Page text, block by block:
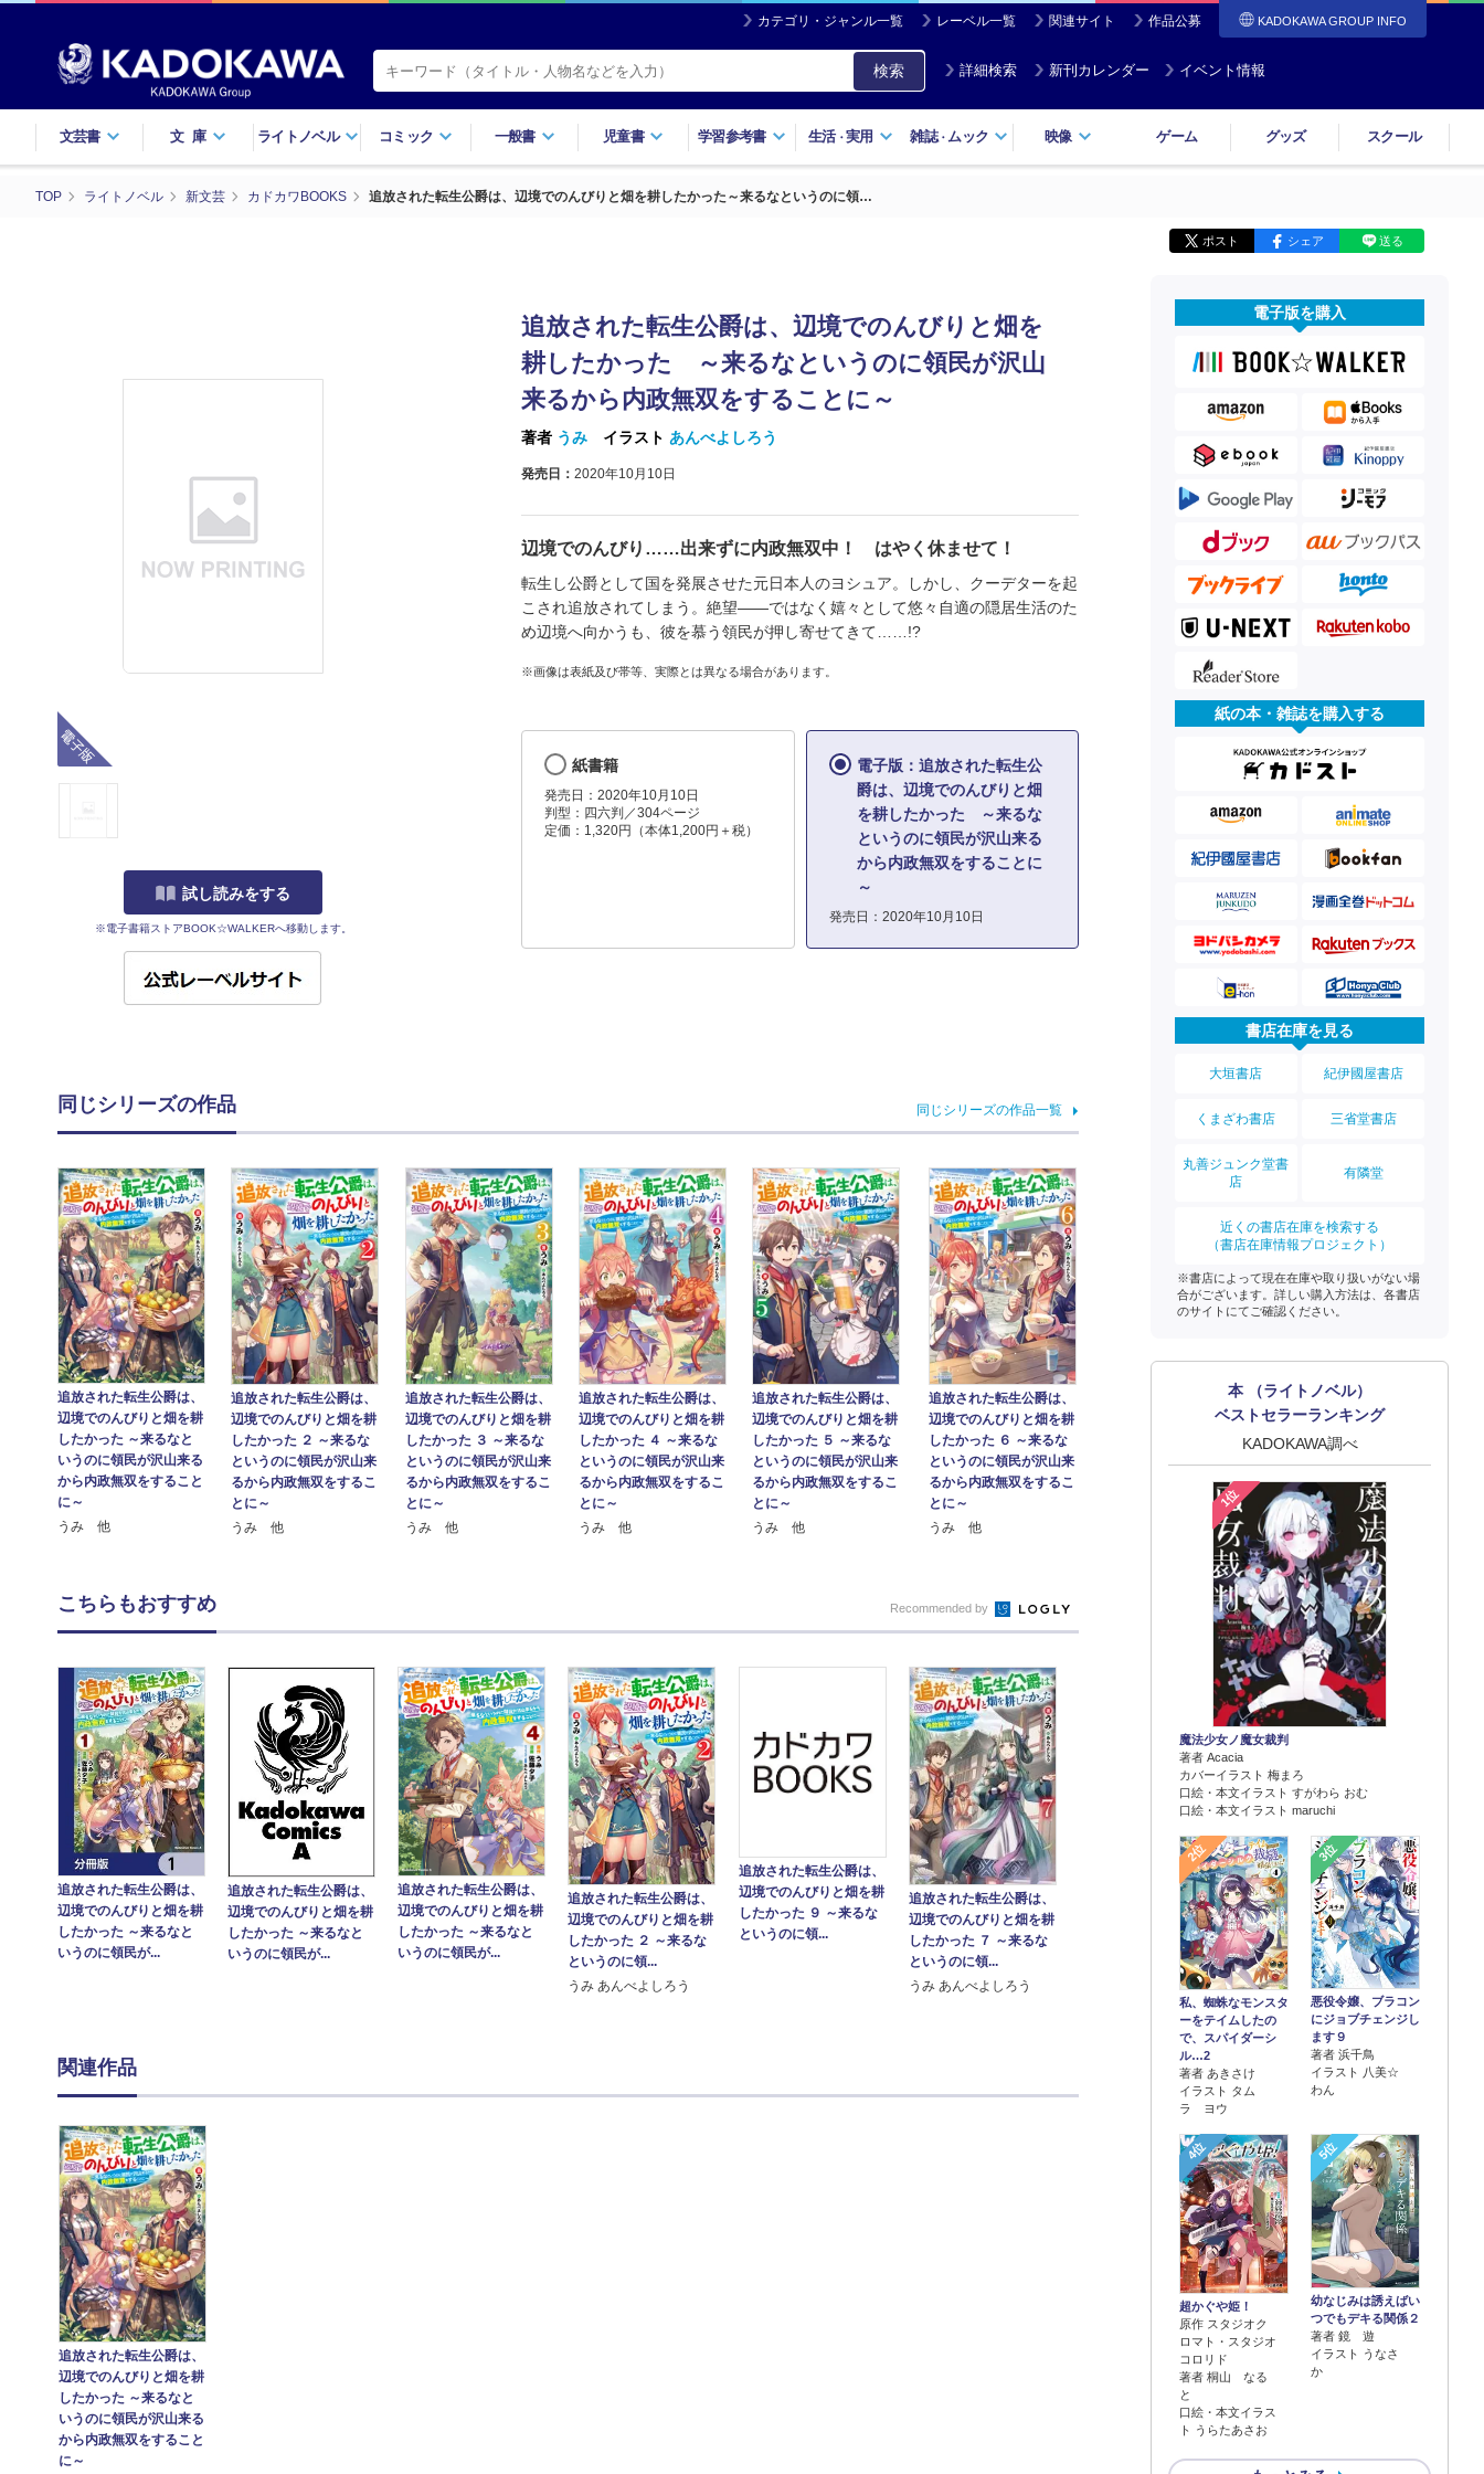
カテゴリ・ジャンル一覧 レーベル一覧 関連サイト 作品公募 KADOKAWA GROUP INFO
検索 詳細検索 新刊カレンダー イベント情報
文芸書 文庫 ライトノベル コミック 一般書 児童書 学習参考書 生活・実用 雑誌・ ムック 映像 ゲーム グッズ スクール
TOP ライトノベル 新文芸 カドカワBOOKS 追放された転生公爵は、辺境でのんびりと畑を耕したかった～来るなというのに領…
ポスト シェア 送る
試し読みをする
※電子書籍ストアBOOK☆WALKERへ移動します。
追放された転生公爵は、辺境でのんびりと畑を
耕したかった ～来るなというのに領民が沢山
来るから内政無双をすることに～
著者 うみ イラスト あんべよしろう
発売日： 2020年10月10日
辺境でのんびり……出来ずに内政無双中！ はやく休ませて！
転生し公爵として国を発展させた元日本人のヨシュア。しかし、クーデターを起
こされ追放されてしまう。絶望――ではなく嬉々として悠々自適の隠居生活のた
め辺境へ向かうも、彼を慕う領民が押し寄せてきて……!?
※画像は表紙及び帯等、実際とは異なる場合があります。
紙書籍
発売日：2020年10月10日
判型：四六判／304ページ
定価：1,320円（本体1,200円＋税）
電子版：追放された転生公
爵は、辺境でのんびりと畑
を耕したかった ～来るな
というのに領民が沢山来る
から内政無双をすることに
～
発売日：2020年10月10日
同じシリーズの作品 同じシリーズの作品一覧
追放された転生公爵は、
辺境でのんびりと畑を耕
したかった ～来るなと
いうのに領民が沢山来る
から内政無双をすること
に～
うみ 他
追放された転生公爵は、
辺境でのんびりと畑を耕
したかった ２ ～来るな
というのに領民が沢山来
るから内政無双をするこ
とに～
うみ 他
追放された転生公爵は、
辺境でのんびりと畑を耕
したかった ３ ～来るな
というのに領民が沢山来
るから内政無双をするこ
とに～
うみ 他
追放された転生公爵は、
辺境でのんびりと畑を耕
したかった ４ ～来るな
というのに領民が沢山来
るから内政無双をするこ
とに～
うみ 他
追放された転生公爵は、
辺境でのんびりと畑を耕
したかった ５ ～来るな
というのに領民が沢山来
るから内政無双をするこ
とに～
うみ 他
追放された転生公爵は、
辺境でのんびりと畑を耕
したかった ６ ～来るな
というのに領民が沢山来
るから内政無双をするこ
とに～
うみ 他
電子版を購入
紙の本・雑誌を購入する
書店在庫を見る
大垣書店 紀伊國屋書店
くまざわ書店 三省堂書店
丸善ジュンク堂書
店
有隣堂
近くの書店在庫を検索する
（書店在庫情報プロジェクト）
※書店によって現在在庫や取り扱いがない場
合がございます。詳しい購入方法は、各書店
のサイトにてご確認ください。
本 （ライトノベル）
ベストセラーランキング
KADOKAWA調べ
1位
魔法少女ノ魔女裁判
著者 Acacia
カバーイラスト 梅まろ
口絵・本文イラスト すがわら おむ
口絵・本文イラスト maruchi
2位
私、蜘蛛なモンスタ
ーをテイムしたの
で、スパイダーシ
ル…2
著者 あきさけ
イラスト タム
ラ ヨウ
3位
悪役令嬢、ブラコン
にジョブチェンジし
ます９
著者 浜千鳥
イラスト 八美☆
わん
4位
超かぐや姫！
原作 スタジオク
ロマト・スタジオ
コロリド
著者 桐山 なる
と
口絵・本文イラス
ト うらたあさお
5位
幼なじみは誘えばい
つでもデキる関係２
著者 鏡 遊
イラスト うなさ
か
こちらもおすすめ Recommended by
追放された転生公爵は、
辺境でのんびりと畑を耕
したかった ～来るなと
いうのに領民が...
追放された転生公爵は、
辺境でのんびりと畑を耕
したかった ～来るなと
いうのに領民が...
追放された転生公爵は、
辺境でのんびりと畑を耕
したかった ～来るなと
いうのに領民が...
追放された転生公爵は、
辺境でのんびりと畑を耕
したかった ２ ～来るな
というのに領...
うみ あんべよしろう
追放された転生公爵は、
辺境でのんびりと畑を耕
したかった ９ ～来るな
というのに領...
追放された転生公爵は、
辺境でのんびりと畑を耕
したかった ７ ～来るな
というのに領...
うみ あんべよしろう
関連作品
追放された転生公爵は、
辺境でのんびりと畑を耕
したかった ～来るなと
いうのに領民が沢山来る
から内政無双をすること
に～